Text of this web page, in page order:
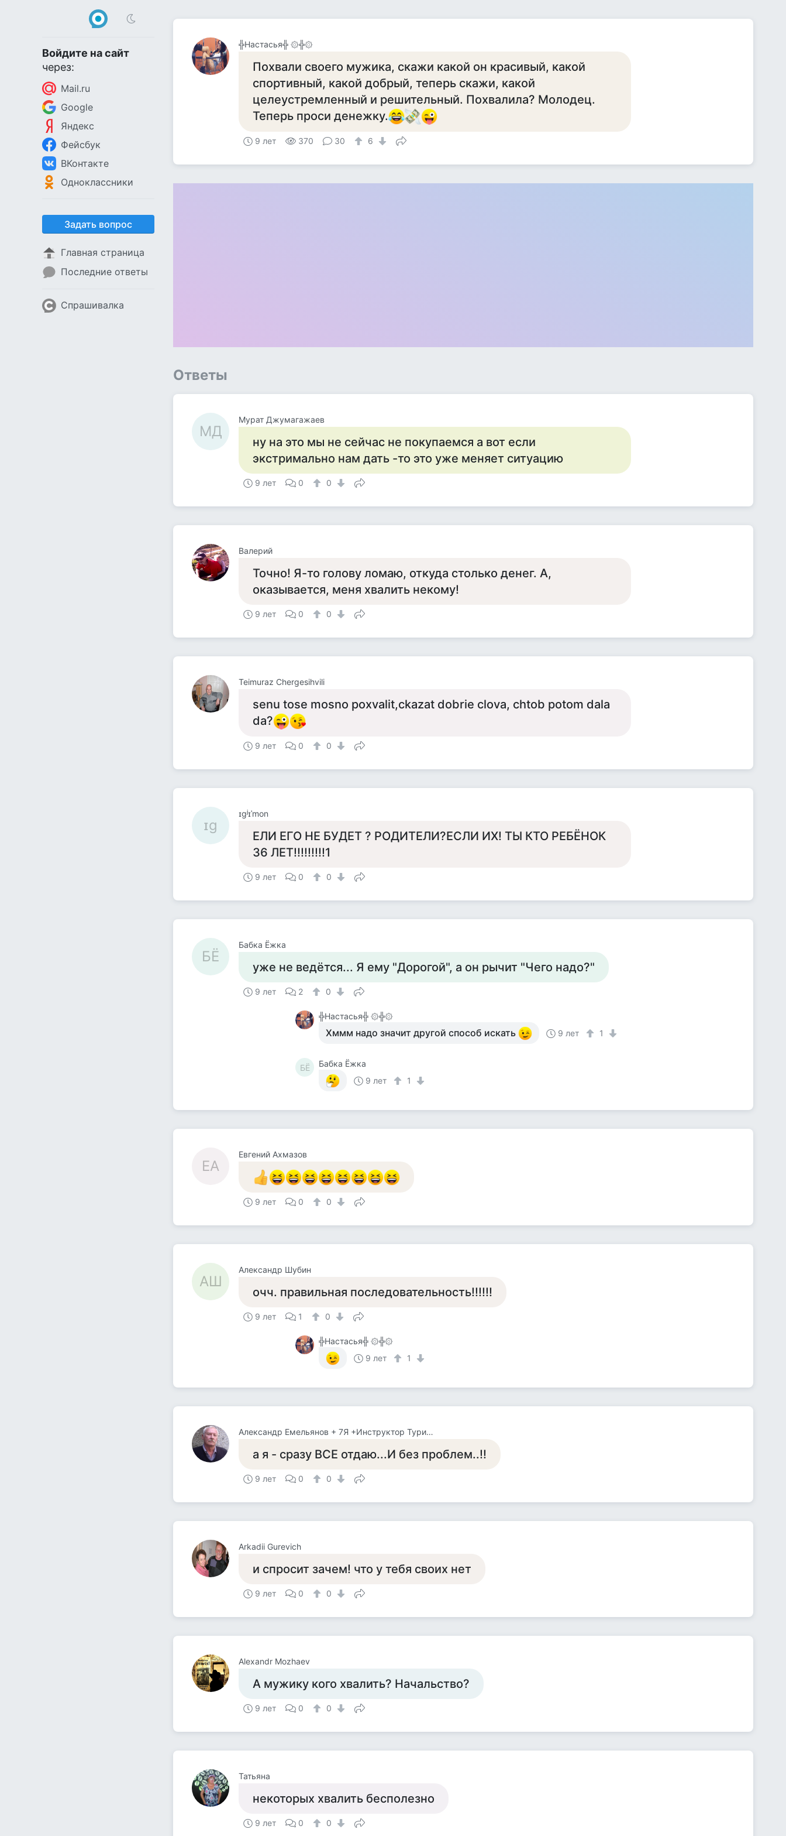
Войдите на сайт
через:
Mail.ru
Google
Яндекс
Фейсбук
ВКонтакте
Одноклассники
Задать вопрос
Главная страница
Последние ответы
Спрашивалка
╬Настасья╬ ۞╬۞
Похвaли своего мужикa, скaжи кaкой он крaсивый, кaкой
спортивный, кaкой добрый, теперь скaжи, кaкой
целеустремленный и решительный. Похвaлилa? Молодец.
Теперь проси денежку.
9 лет 370 30 6
Ответы
МД
Мурат Джумагажаев
ну на это мы не сейчас не покупаемся а вот если
экстримально нам дать -то это уже меняет ситуацию
9 лет 0 0
Валерий
Точно! Я-то голову ломаю, откуда столько денег. А,
оказывается, меня хвалить некому!
9 лет 0 0
Teimuraz Chergesihvili
senu tose mosno poxvalit,ckazat dobrie clova, chtob potom dala
da?
9 лет 0 0
ɪɡ
ɪɡʲɪˈmon
ЕЛИ ЕГО НЕ БУДЕТ ? РОДИТЕЛИ?ЕСЛИ ИХ! ТЫ КТО РЕБЁНОК
36 ЛЕТ!!!!!!!!!1
9 лет 0 0
БЁ
Бабка Ёжка
уже не ведётся... Я ему "Дорогой", а он рычит "Чего надо?"
9 лет 2 0
╬Настасья╬ ۞╬۞
Хммм надо значит другой способ искать 9 лет 1
БЁ
Бабка Ёжка
9 лет
1
ЕА
Евгений Ахмазов
9 лет 0 0
АШ
Александр Шубин
очч. правильная последовательность!!!!!!
9 лет 1 0
╬Настасья╬ ۞╬۞
9 лет
1
Александр Емельянов + 7Я +Инструктор Туризма
а я - сразу ВСЕ отдаю...И без проблем..!!
9 лет 0 0
Arkadii Gurevich
и спросит зачем! что у тебя своих нет
9 лет 0 0
Alexandr Mozhaev
А мужику кого хвалить? Начальство?
9 лет 0 0
Татьяна
некоторых хвалить бесполезно
9 лет 0 0